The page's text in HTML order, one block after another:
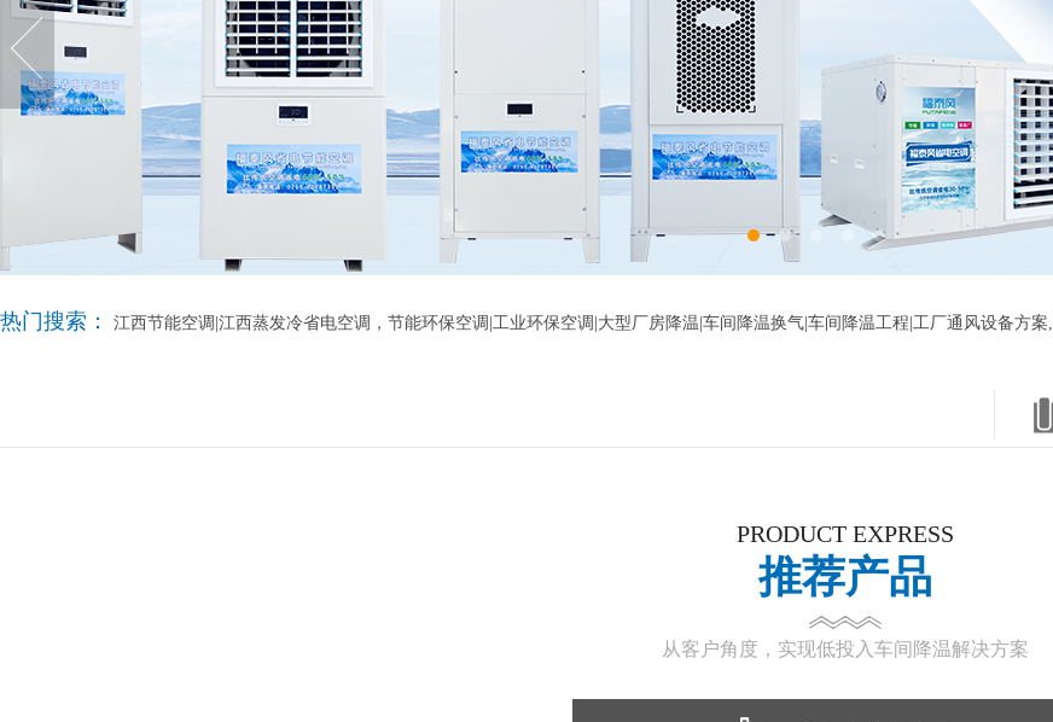
热门搜索： 江西节能空调|江西蒸发冷省电空调，节能环保空调|工业环保空调|大型厂房降温|车间降温换气|车间降温工程|工厂通风设备方案,
PRODUCT EXPRESS
推荐产品
从客户角度，实现低投入车间降温解决方案